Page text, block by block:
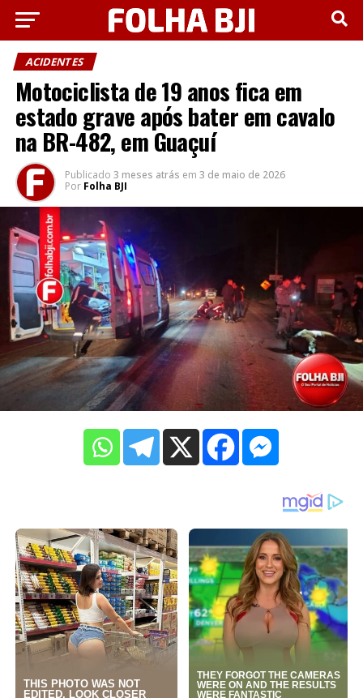
ACIDENTES
Motociclista de 19 anos fica em
estado grave após bater em cavalo
na BR-482, em Guaçuí
Publicado 3 meses atrás em 3 de maio de 2026
Por Folha BJI